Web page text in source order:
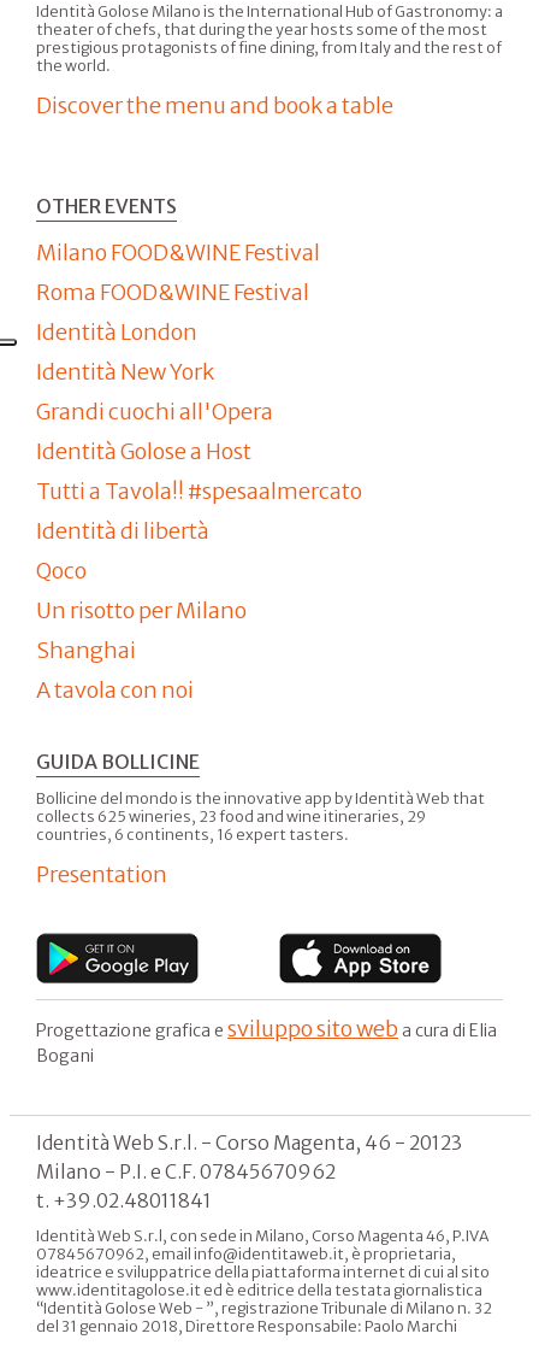
Identità Golose Milano is the International Hub of Gastronomy: a
theater of chefs, that during the year hosts some of the most
prestigious protagonists of fine dining, from Italy and the rest of
the world.
Discover the menu and book a table
OTHER EVENTS
Milano FOOD&WINE Festival
Roma FOOD&WINE Festival
Identità London
Identità New York
Grandi cuochi all'Opera
Identità Golose a Host
Tutti a Tavola!! #spesaalmercato
Identità di libertà
Qoco
Un risotto per Milano
Shanghai
A tavola con noi
GUIDA BOLLICINE
Bollicine del mondo is the innovative app by Identità Web that
collects 625 wineries, 23 food and wine itineraries, 29
countries, 6 continents, 16 expert tasters.
Presentation
Progettazione grafica e sviluppo sito web a cura di Elia
Bogani
Identità Web S.r.l. - Corso Magenta, 46 - 20123
Milano - P.I. e C.F. 07845670962
t. +39.02.48011841
Identità Web S.r.l, con sede in Milano, Corso Magenta 46, P.IVA
07845670962, email info@identitaweb.it, è proprietaria,
ideatrice e sviluppatrice della piattaforma internet di cui al sito
www.identitagolose.it ed è editrice della testata giornalistica
“Identità Golose Web - ”, registrazione Tribunale di Milano n. 32
del 31 gennaio 2018, Direttore Responsabile: Paolo Marchi